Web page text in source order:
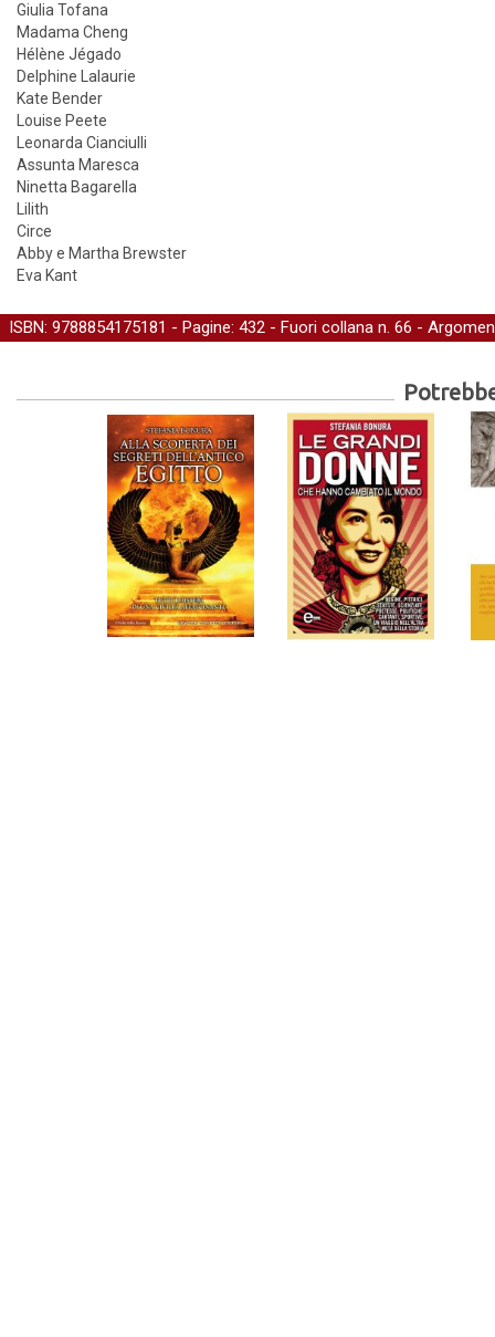
Giulia Tofana
Madama Cheng
Hélène Jégado
Delphine Lalaurie
Kate Bender
Louise Peete
Leonarda Cianciulli
Assunta Maresca
Ninetta Bagarella
Lilith
Circe
Abby e Martha Brewster
Eva Kant
ISBN: 9788854175181 - Pagine: 432 - Fuori collana n. 66 -